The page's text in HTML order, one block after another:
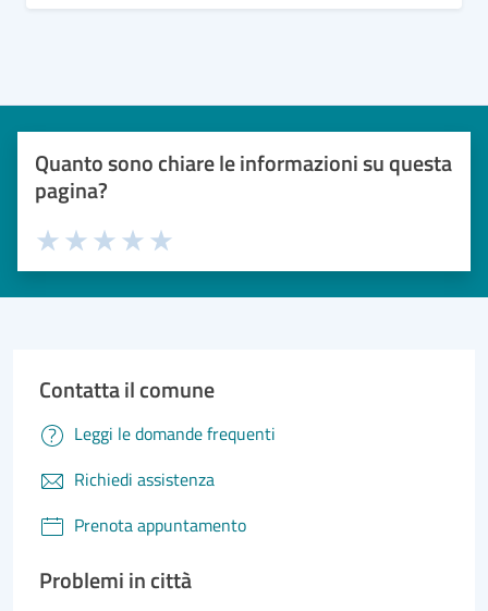
Quanto sono chiare le informazioni su questa
pagina?
Valuta 5 stelle su 5
Valuta 4 stelle su 5
Valuta 3 stelle su 5
Valuta 2 stelle su 5
Valuta 1 stelle su 5
Contatta il comune
Leggi le domande frequenti
Richiedi assistenza
Prenota appuntamento
Problemi in città